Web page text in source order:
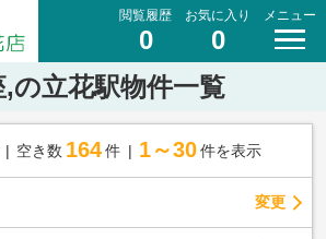
閲覧履歴
0
お気に入り
0
メニュー
の立花駅物件一覧
空き数 164 件 1～30 件を表示
変更